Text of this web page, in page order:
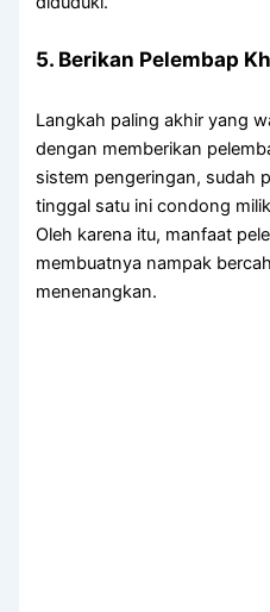
5. Berikan Pelembap
Langkah paling akhir yang
dengan memberikan
sistem pengeringan, sudah
tinggal satu ini condong
Oleh karena itu, manfaat
membuatnya nampak
menenangkan.